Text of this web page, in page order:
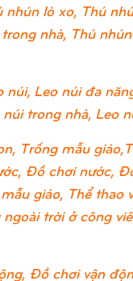
nhún lò xo, Thú
nhà, Thú
núi, Leo núi đa
trong nhà, Leo
Trống mẫu
Đồ chơi nước,
giáo, Thể thao
trời ở công
Đồ chơi vận